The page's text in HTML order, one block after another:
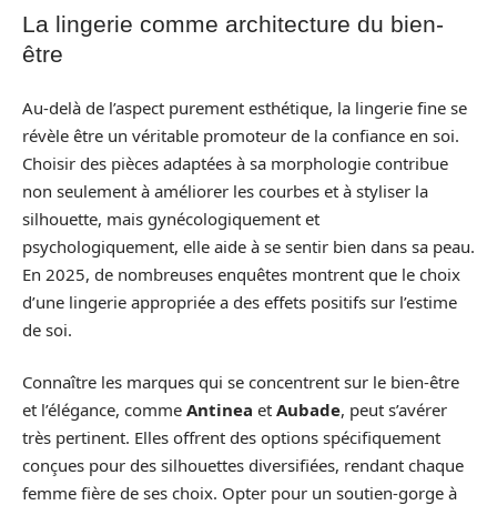
La lingerie comme architecture du bien-
être
Au-delà de l’aspect purement esthétique, la lingerie fine se
révèle être un véritable promoteur de la confiance en soi.
Choisir des pièces adaptées à sa morphologie contribue
non seulement à améliorer les courbes et à styliser la
silhouette, mais gynécologiquement et
psychologiquement, elle aide à se sentir bien dans sa peau.
En 2025, de nombreuses enquêtes montrent que le choix
d’une lingerie appropriée a des effets positifs sur l’estime
de soi.
Connaître les marques qui se concentrent sur le bien-être
et l’élégance, comme Antinea et Aubade, peut s’avérer
très pertinent. Elles offrent des options spécifiquement
conçues pour des silhouettes diversifiées, rendant chaque
femme fière de ses choix. Opter pour un soutien-gorge à